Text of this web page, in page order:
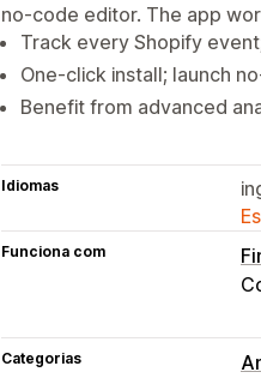
no-code editor. The app
Track every Shopify
One-click install; launch
Benefit from advanced
Idiomas
Funciona com
Categorias